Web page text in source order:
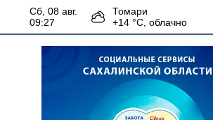
сб, 08 авг.
09:27
Томари
+14 °С, облачно